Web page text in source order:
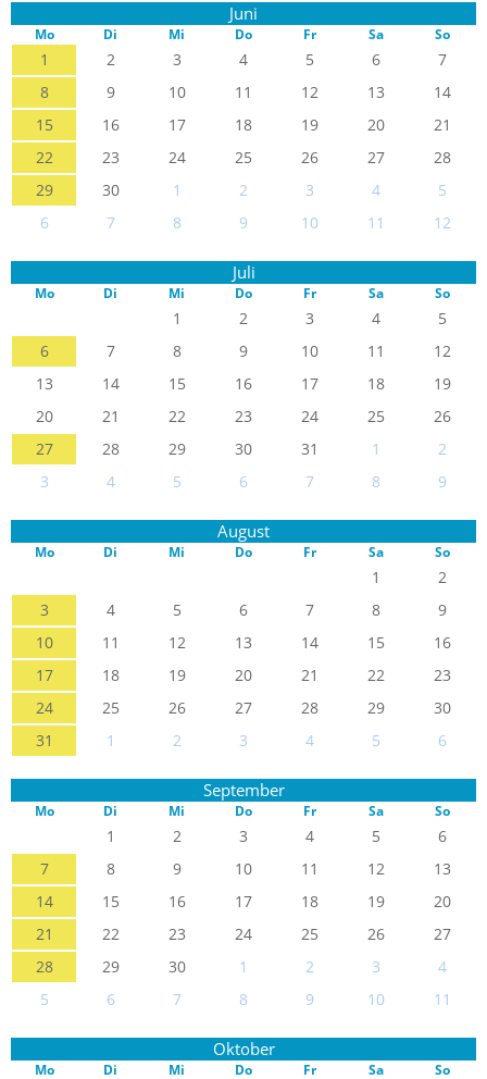
Juni
Mo Di Mi Do Fr Sa So
1 2 3 4 5 6
7
8
9 10 11 12 13
14
15
16 17 18 19 20
21
22
23 24 25 26 27
28
29
30 1 2 3 4
5
6
7 8 9 10 11 12
Juli
Mo Di Mi Do Fr Sa So
1 2 3 4
5
6
7 8 9 10 11
12
13
14 15 16 17 18
19
20
21 22 23 24 25
26
27
28 29 30 31 1
2
3
4 5 6 7 8 9
August
Mo Di Mi Do Fr Sa So
1
2
3
4 5 6 7 8
9
10
11 12 13 14 15
16
17
18 19 20 21 22
23
24
25 26 27 28 29
30
31
1 2 3 4 5 6
September
Mo Di Mi Do Fr Sa So
1 2 3 4 5
6
7
8 9 10 11 12
13
14
15 16 17 18 19
20
21
22 23 24 25 26
27
28
29 30 1 2 3
4
5
6 7 8 9 10 11
Oktober
Mo Di Mi Do Fr Sa So